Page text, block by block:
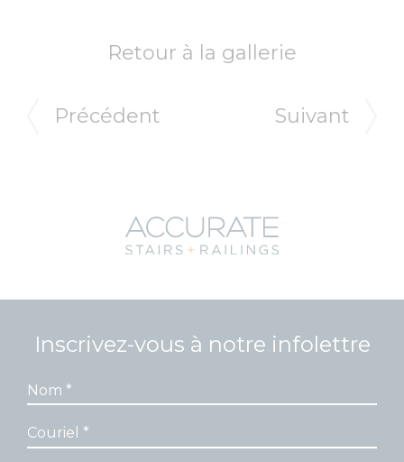
Précédent
Retour à la gallerie
Suivant
Inscrivez-vous à notre infolettre